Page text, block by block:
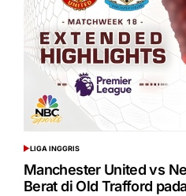
POSTED
IN
LIGA INGGRIS
Manchester United vs
Berat di Old Trafford